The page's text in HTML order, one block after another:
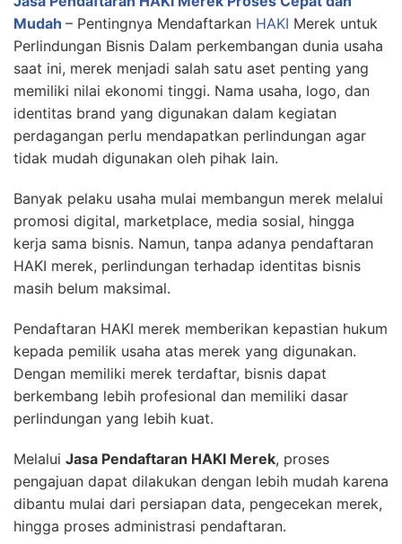
Mudah – Pentingnya Mendaftarkan HAKI Merek untuk
Perlindungan Bisnis Dalam perkembangan dunia usaha
saat ini, merek menjadi salah satu aset penting yang
memiliki nilai ekonomi tinggi. Nama usaha, logo, dan
identitas brand yang digunakan dalam kegiatan
perdagangan perlu mendapatkan perlindungan agar
tidak mudah digunakan oleh pihak lain.
Banyak pelaku usaha mulai membangun merek melalui
promosi digital, marketplace, media sosial, hingga
kerja sama bisnis. Namun, tanpa adanya pendaftaran
HAKI merek, perlindungan terhadap identitas bisnis
masih belum maksimal.
Pendaftaran HAKI merek memberikan kepastian hukum
kepada pemilik usaha atas merek yang digunakan.
Dengan memiliki merek terdaftar, bisnis dapat
berkembang lebih profesional dan memiliki dasar
perlindungan yang lebih kuat.
Melalui Jasa Pendaftaran HAKI Merek, proses
pengajuan dapat dilakukan dengan lebih mudah karena
dibantu mulai dari persiapan data, pengecekan merek,
hingga proses administrasi pendaftaran.